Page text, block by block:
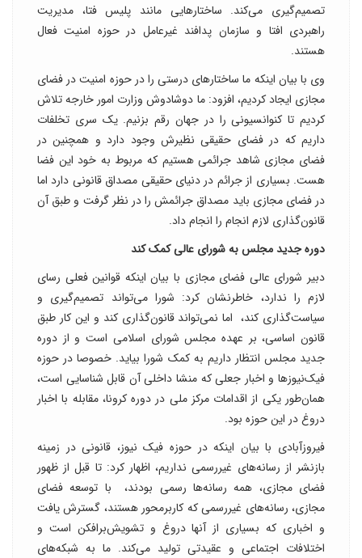
تصمیم‌گیری می‌کند. ساختارهایی مانند پلیس فتا، مدیریت
راهبردی ‌افتا و سازمان پدافند غیرعامل در حوزه امنیت فعال
هستند.
وی با بیان اینکه ما ساختارهای درستی را در حوزه امنیت در فضای
مجازی ایجاد کردیم، افزود: ما دوشادوش وزارت امور خارجه تلاش
کردیم تا کنوانسیونی را در جهان رقم بزنیم. یک سری تخلفات
داریم که در فضای حقیقی نظیرش وجود دارد و همچنین در
فضای مجازی شاهد جرائمی هستیم که مربوط به خود این فضا
هست. بسیاری از جرائم در دنیای حقیقی مصداق قانونی دارد اما
در فضای مجازی باید مصداق جرائمش را در نظر گرفت و طبق آن
قانون‌گذاری‌ لازم انجام را انجام داد.
دوره جدید مجلس به شورای عالی کمک کند
دبیر شورای عالی فضای مجازی با بیان اینکه قوانین فعلی رسای
لازم را ندارد، خاطرنشان کرد: شورا می‌تواند تصمیم‌گیری و
سیاست‌گذاری کند، ‌ اما نمی‌تواند قانون‌گذاری کند و این کار طبق
قانون اساسی، بر عهده مجلس شورای اسلامی است و از دوره
جدید مجلس انتظار داریم به کمک شورا بیاید. خصوصا در حوزه
فیک‌نیوزها و اخبار جعلی که منشا داخلی آن قابل شناسایی است،
همان‌طور یکی از اقدامات مرکز ملی در دوره کرونا، مقابله با اخبار
دروغ در این حوزه بود.
فیروزآبادی با بیان اینکه در حوزه فیک نیوز، قانونی در زمینه
بازنشر از رسانه‌های غیررسمی نداریم، اظهار کرد: تا قبل از ظهور
فضای مجازی، همه رسانه‌ها رسمی بودند، ‌ با توسعه فضای
مجازی، رسانه‌های غیررسمی که کاربرمحور هستند، گسترش یافت
و اخباری که بسیاری از آنها دروغ و تشویش‌برافکن است و
اختلافات اجتماعی و عقیدتی تولید می‌کند. ما به شبکه‌های